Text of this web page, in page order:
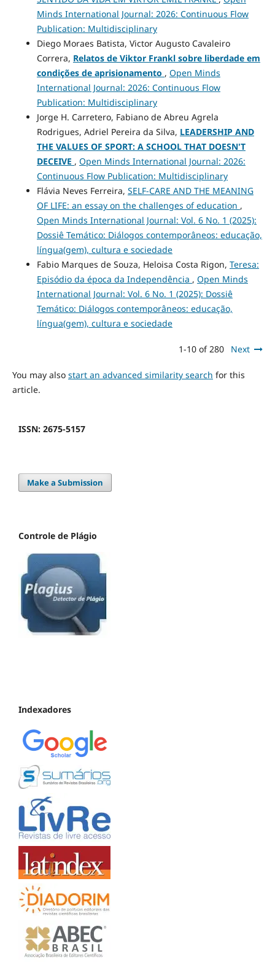
Minds International Journal: 2026: Continuous Flow
Publication: Multidisciplinary
Diego Moraes Batista, Victor Augusto Cavaleiro
Correra, Relatos de Viktor Frankl sobre liberdade em
condições de aprisionamento , Open Minds
International Journal: 2026: Continuous Flow
Publication: Multidisciplinary
Jorge H. Carretero, Fabiano de Abreu Agrela
Rodrigues, Adriel Pereira da Silva, LEADERSHIP AND
THE VALUES ​​OF SPORT: A SCHOOL THAT DOESN'T
DECEIVE , Open Minds International Journal: 2026:
Continuous Flow Publication: Multidisciplinary
Flávia Neves Ferreira, SELF-CARE AND THE MEANING
OF LIFE: an essay on the challenges of education ,
Open Minds International Journal: Vol. 6 No. 1 (2025):
Dossiê Temático: Diálogos contemporâneos: educação,
língua(gem), cultura e sociedade
Fabio Marques de Souza, Heloisa Costa Rigon, Teresa:
Episódio da época da Independência , Open Minds
International Journal: Vol. 6 No. 1 (2025): Dossiê
Temático: Diálogos contemporâneos: educação,
língua(gem), cultura e sociedade
1-10 of 280 Next
You may also start an advanced similarity search for this
article.
ISSN: 2675-5157
Make a Submission
Controle de Plágio
Indexadores